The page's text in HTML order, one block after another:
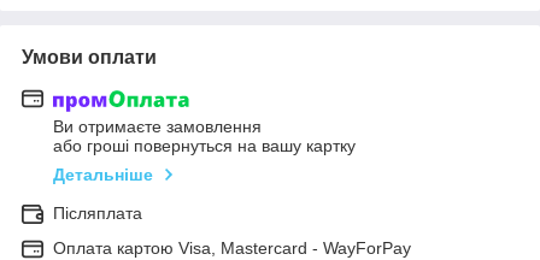
Умови оплати
Ви отримаєте замовлення
або гроші повернуться на вашу картку
Детальніше
Післяплата
Оплата картою Visa, Mastercard - WayForPay